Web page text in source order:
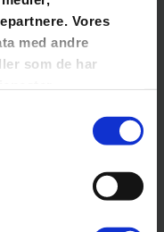
Vores
med andre
som de har